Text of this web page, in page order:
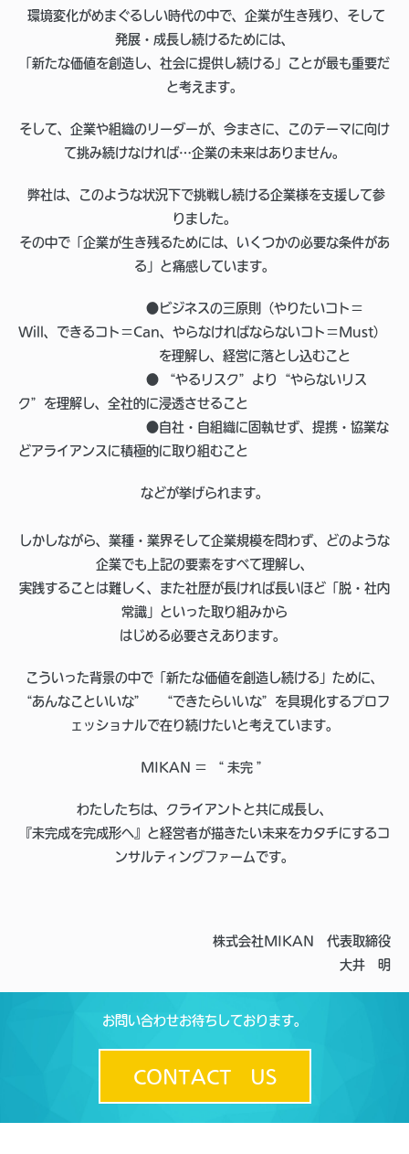
環境変化がめまぐるしい時代の中で、企業が生き残り、そして
発展・成長し続けるためには、
「新たな価値を創造し、社会に提供し続ける」ことが最も重要だ
と考えます。
そして、企業や組織のリーダーが、今まさに、このテーマに向け
て挑み続けなければ…企業の未来はありません。
弊社は、このような状況下で挑戦し続ける企業様を支援して参
りました。
その中で「企業が生き残るためには、いくつかの必要な条件があ
る」と痛感しています。
●ビジネスの三原則（やりたいコト＝
Will、できるコト＝Can、やらなければならないコト＝Must）
を理解し、経営に落とし込むこと
● “やるリスク”より“やらないリス
ク”を理解し、全社的に浸透させること
●自社・自組織に固執せず、提携・協業な
どアライアンスに積極的に取り組むこと
などが挙げられます。
しかしながら、業種・業界そして企業規模を問わず、どのような
企業でも上記の要素をすべて理解し、
実践することは難しく、また社歴が長ければ長いほど「脱・社内
常識」といった取り組みから
はじめる必要さえあります。
こういった背景の中で「新たな価値を創造し続ける」ために、
“あんなこといいな” “できたらいいな”を具現化するプロフ
ェッショナルで在り続けたいと考えています。
MIKAN ＝ “ 未完 ”
わたしたちは、クライアントと共に成長し、
『未完成を完成形へ』と経営者が描きたい未来をカタチにするコ
ンサルティングファームです。
株式会社MIKAN 代表取締役
大井 明
お問い合わせお待ちしております。
CONTACT US